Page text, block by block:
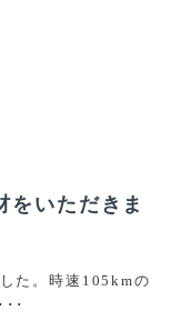
をいただきま
た。時速105kmの
･･